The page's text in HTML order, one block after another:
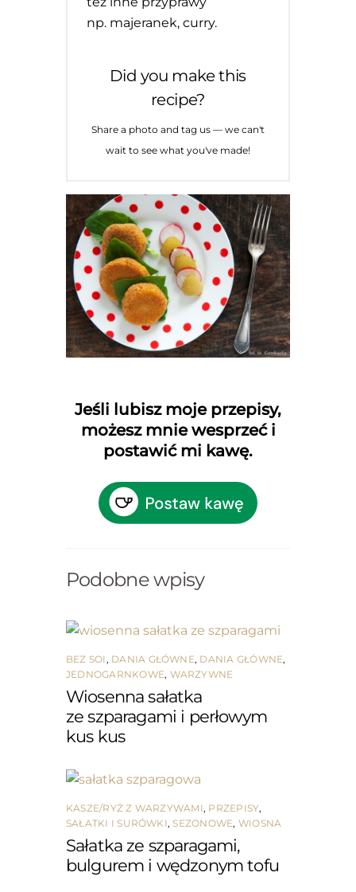
np. majeranek, curry.
Did you make this
recipe?
Share a photo and tag us — we can't
wait to see what you've made!
Jeśli lubisz moje przepisy,
możesz mnie wesprzeć i
postawić mi kawę.
Podobne wpisy
BEZ SOI , DANIA GŁÓWNE, DANIA GŁÓWNE,
JEDNOGARNKOWE, WARZYWNE
Wiosenna sałatka
ze szparagami i perłowym
kus kus
KASZE/RYŻ Z WARZYWAMI, PRZEPISY,
SAŁATKI I SURÓWKI,SEZONOWE, WIOSNA
Sałatka ze szparagami,
bulgurem i wędzonym tofu